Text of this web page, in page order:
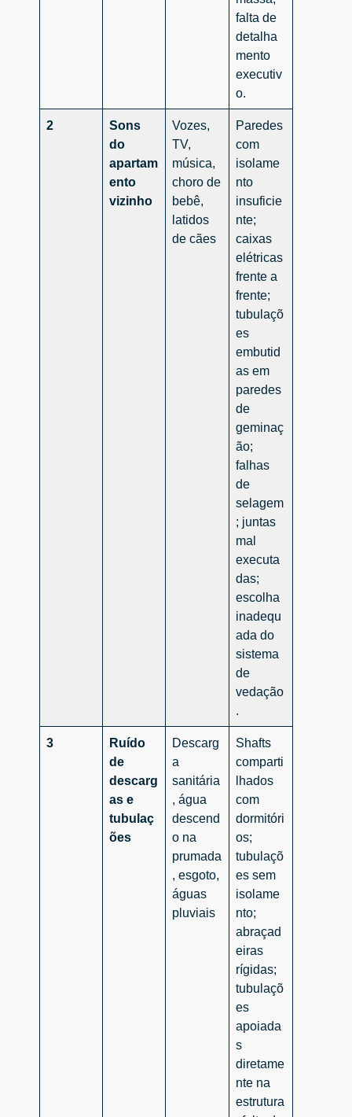
falta de
detalha
mento
executiv
o.
2
Sons
do
apartam
ento
vizinho
Vozes,
TV,
música,
choro de
bebê,
latidos
de cães
Paredes
com
isolame
nto
insuficie
nte;
caixas
elétricas
frente a
frente;
tubulaçõ
es
embutid
as em
paredes
de
geminaç
ão;
falhas
de
selagem
; juntas
mal
executa
das;
escolha
inadequ
ada do
sistema
de
vedação
.
3
Ruído
de
descarg
as e
tubulaç
ões
Descarg
a
sanitária
, água
descend
o na
prumada
, esgoto,
águas
pluviais
Shafts
comparti
lhados
com
dormitóri
os;
tubulaçõ
es sem
isolame
nto;
abraçad
eiras
rígidas;
tubulaçõ
es
apoiada
s
diretame
nte na
estrutura